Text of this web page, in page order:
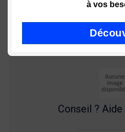
Paiement sécurisé 3D
Une équipe à votre service
Conseil ?
à vos